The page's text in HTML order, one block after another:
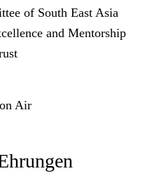
of South East Asia
and Mentorship
Air